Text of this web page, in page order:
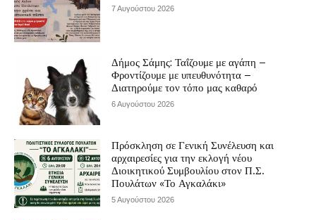
7 Αυγούστου 2026
Δήμος Σάμης: Ταΐζουμε με αγάπη –
Φροντίζουμε με υπευθυνότητα –
Διατηρούμε τον τόπο μας καθαρό
6 Αυγούστου 2026
Πρόσκληση σε Γενική Συνέλευση και
αρχαιρεσίες για την εκλογή νέου
Διοικητικού Συμβουλίου στον Π.Σ.
Πουλάτων «Το Αγκαλάκι»
5 Αυγούστου 2026